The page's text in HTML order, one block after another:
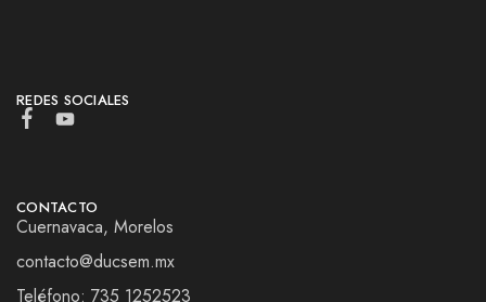
REDES SOCIALES
CONTACTO
Cuernavaca, Morelos
contacto@ducsem.mx
Teléfono: 735 1252523